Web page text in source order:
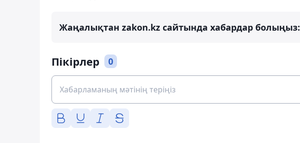
Жаңалықтан zakon.kz сайтында хабардар болыңыз:
Пікірлер 0